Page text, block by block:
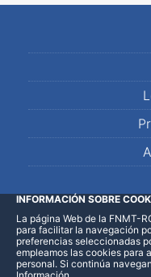
LinkedInFacebook
INFORMACIÓN SOBRE
La página Web de la FNMT-
para facilitar la navegación
preferencias seleccionadas
empleamos las cookies para
personal. Si continúa